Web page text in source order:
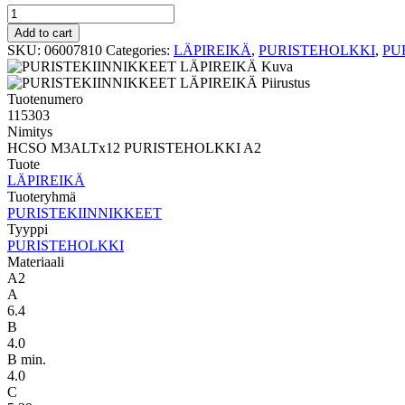
PURISTEHOLKKI
LÄPIREIKÄ
HCSO
M3ALTx12
PURISTEHOLKKI
A2
quantity
Add to cart
SKU: 06007810 Categories: LÄPIREIKÄ, PURISTEHOLKKI,
Tuotenumero
115303
Nimitys
HCSO M3ALTx12 PURISTEHOLKKI A2
Tuote
LÄPIREIKÄ
Tuoteryhmä
PURISTEKIINNIKKEET
Tyyppi
PURISTEHOLKKI
Materiaali
A2
A
6.4
B
4.0
B min.
4.0
C